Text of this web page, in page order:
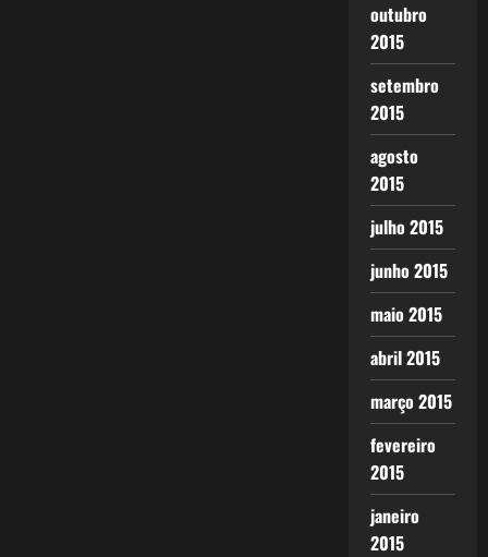
outubro
2015
setembro
2015
agosto
2015
julho 2015
junho 2015
maio 2015
abril 2015
março 2015
fevereiro
2015
janeiro
2015